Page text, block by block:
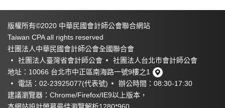
版權所有©2020 中華民國會計師公會聯合網站
Taiwan CPA all rights reserved
社團法人中華民國會計師公會全國聯合會
社團法人臺灣省會計師公會
社團法人台北市會計師公會
地址：10066 台北市中正區南海路一號9樓之1
電話：02-23925077(代表號)
辦公時間：08:30-17:30
建議瀏覽器：Chrome/Firefox/IE9以上版本，